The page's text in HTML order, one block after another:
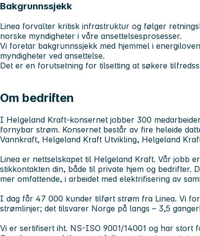
Bakgrunnssjekk
Linea forvalter kritisk infrastruktur og følger
norske myndigheter i våre ansettelsesprosesser.
Vi foretar bakgrunnssjekk med hjemmel i
myndigheter ved ansettelse.
Det er en forutsetning for tilsetting at søkere
Om bedriften
I Helgeland Kraft-konsernet jobber 300
fornybar strøm. Konsernet består av fire heleide
Vannkraft, Helgeland Kraft Utvikling, Helgeland
Linea er nettselskapet til Helgeland Kraft. Vår jobb
stikkontakten din, både til private hjem og bedrifter.
mer omfattende, i arbeidet med elektrifisering av
I dag får 47 000 kunder tilført strøm fra Linea. Vi
strømlinjer; det tilsvarer Norge på langs – 3,5
Vi er sertifisert iht. NS-ISO 9001/14001 og har stort